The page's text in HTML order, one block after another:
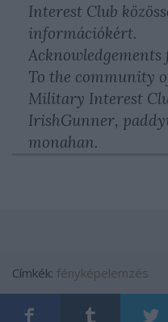
Interest Club
információkért.
To the community
Military Interest
IrishGunner,
monahan.
Címkék: fényképelemzés